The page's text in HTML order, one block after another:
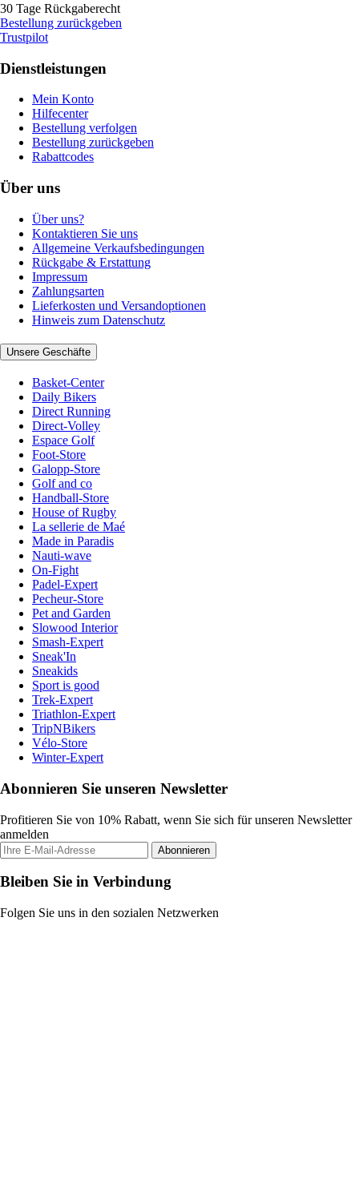
30 Tage Rückgaberecht
Bestellung zurückgeben
Trustpilot
Dienstleistungen
Mein Konto
Hilfecenter
Bestellung verfolgen
Bestellung zurückgeben
Rabattcodes
Über uns
Über uns?
Kontaktieren Sie uns
Allgemeine Verkaufsbedingungen
Rückgabe & Erstattung
Impressum
Zahlungsarten
Lieferkosten und Versandoptionen
Hinweis zum Datenschutz
Unsere Geschäfte
Basket-Center
Daily Bikers
Direct Running
Direct-Volley
Espace Golf
Foot-Store
Galopp-Store
Golf and co
Handball-Store
House of Rugby
La sellerie de Maé
Made in Paradis
Nauti-wave
On-Fight
Padel-Expert
Pecheur-Store
Pet and Garden
Slowood Interior
Smash-Expert
Sneak'In
Sneakids
Sport is good
Trek-Expert
Triathlon-Expert
TripNBikers
Vélo-Store
Winter-Expert
Abonnieren Sie unseren Newsletter
Profitieren Sie von 10% Rabatt, wenn Sie sich für unseren Newsletter
anmelden
Abonnieren
Bleiben Sie in Verbindung
Folgen Sie uns in den sozialen Netzwerken